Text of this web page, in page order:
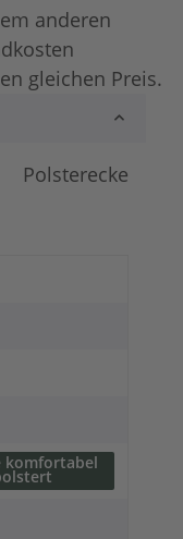
anderen
gleichen Preis.
komfortabel